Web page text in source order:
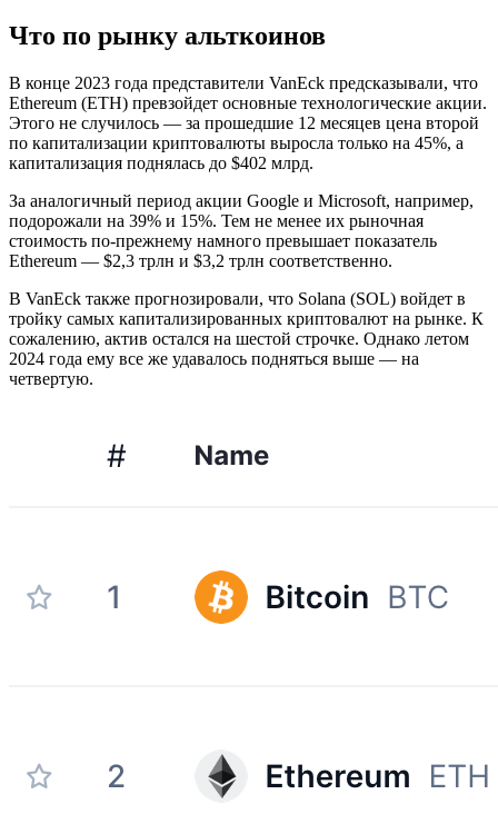
Что по рынку альткоинов
В конце 2023 года представители VanEck предсказывали, что
Ethereum (ETH) превзойдет основные технологические акции.
Этого не случилось — за прошедшие 12 месяцев цена второй
по капитализации криптовалюты выросла только на 45%, а
капитализация поднялась до $402 млрд.
За аналогичный период акции Google и Microsoft, например,
подорожали на 39% и 15%. Тем не менее их рыночная
стоимость по-прежнему намного превышает показатель
Ethereum — $2,3 трлн и $3,2 трлн соответственно.
В VanEck также прогнозировали, что Solana (SOL) войдет в
тройку самых капитализированных криптовалют на рынке. К
сожалению, актив остался на шестой строчке. Однако летом
2024 года ему все же удавалось подняться выше — на
четвертую.